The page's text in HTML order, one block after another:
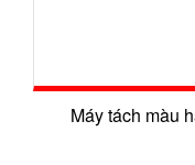
Máy tách màu